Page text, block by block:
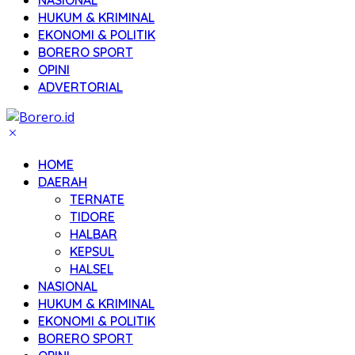
HUKUM & KRIMINAL
EKONOMI & POLITIK
BORERO SPORT
OPINI
ADVERTORIAL
HOME
DAERAH
TERNATE
TIDORE
HALBAR
KEPSUL
HALSEL
NASIONAL
HUKUM & KRIMINAL
EKONOMI & POLITIK
BORERO SPORT